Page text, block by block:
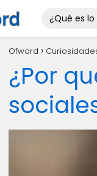
Ofword
¿Por